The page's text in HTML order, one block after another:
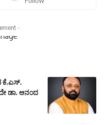
-
ಕೆ.ಎಸ್.
ಡಾ. ಆನಂದ